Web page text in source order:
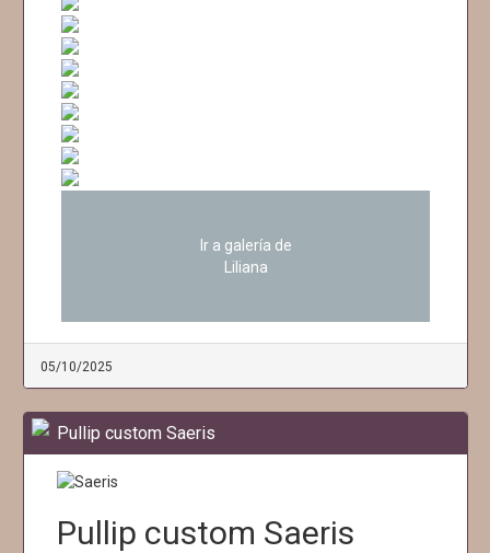
Ir a galería de
Liliana
05/10/2025
Pullip custom Saeris
Pullip custom Saeris